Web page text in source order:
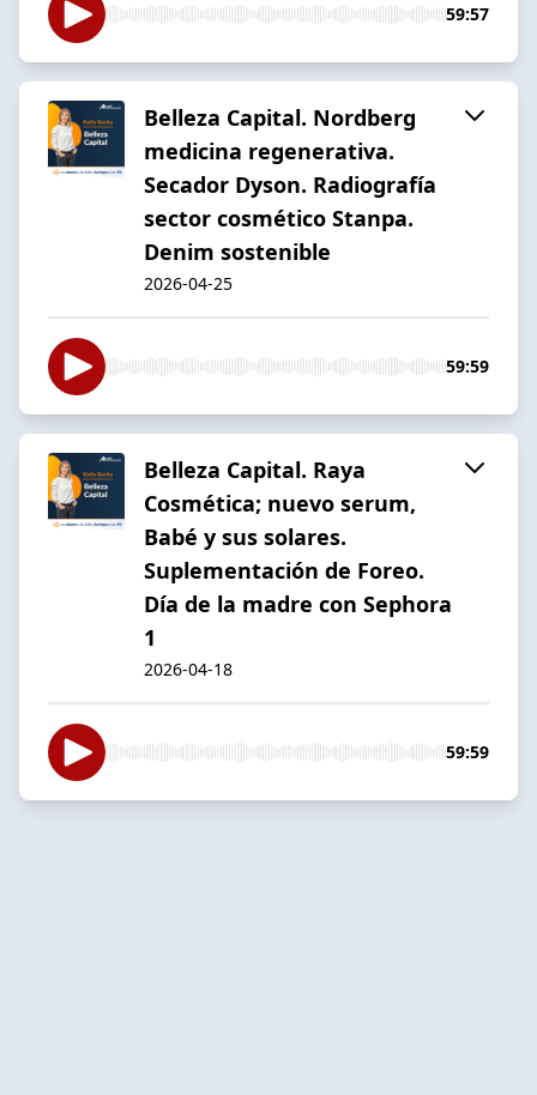
59:57
Belleza Capital. Nordberg
medicina regenerativa.
Secador Dyson. Radiografía
sector cosmético Stanpa.
Denim sostenible
2026-04-25
59:59
Belleza Capital. Raya
Cosmética; nuevo serum,
Babé y sus solares.
Suplementación de Foreo.
Día de la madre con Sephora
1
2026-04-18
59:59